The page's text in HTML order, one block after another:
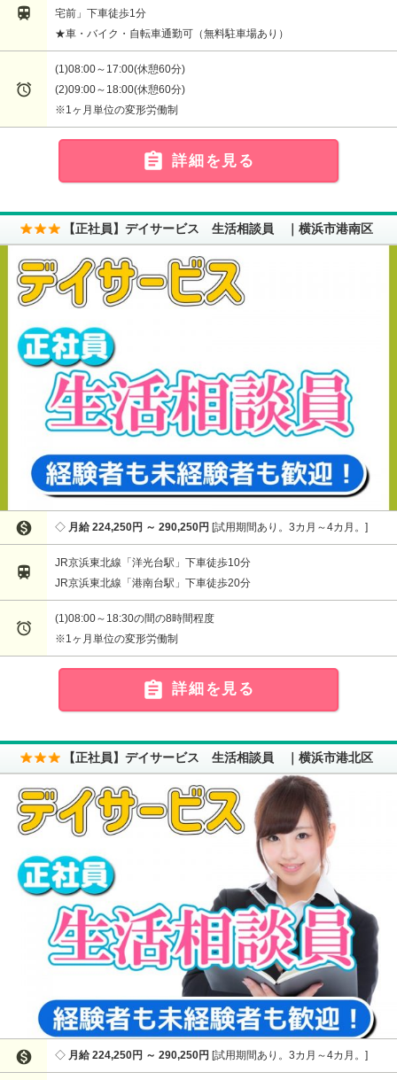

宅前」下車徒歩1分
★車・バイク・自転車通勤可（無料駐車場あり）

(1)08:00～17:00(休憩60分)
(2)09:00～18:00(休憩60分)
※1ヶ月単位の変形労働制
 詳細を見る
【正社員】デイサービス 生活相談員 ｜横浜市港南区
 月給 224,250円 ～ 290,250円 試用期間あり。3カ月～4カ月。

JR京浜東北線「洋光台駅」下車徒歩10分
JR京浜東北線「港南台駅」下車徒歩20分

(1)08:00～18:30の間の8時間程度
※1ヶ月単位の変形労働制
 詳細を見る
【正社員】デイサービス 生活相談員 ｜横浜市港北区
 月給 224,250円 ～ 290,250円 試用期間あり。3カ月～4カ月。